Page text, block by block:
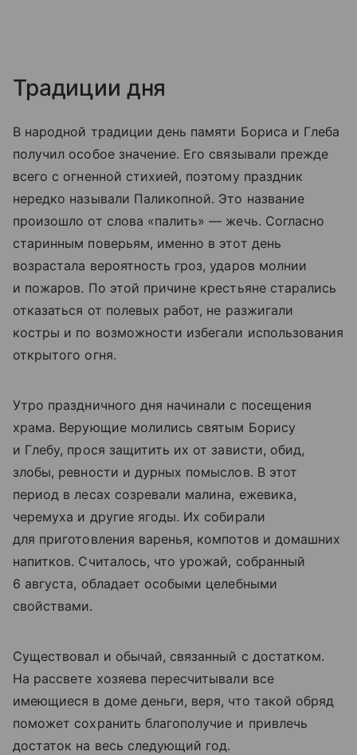
Традиции дня
В народной традиции день памяти Бориса и Глеба
получил особое значение. Его связывали прежде
всего с огненной стихией, поэтому праздник
нередко называли Паликопной. Это название
произошло от слова «палить» — жечь. Согласно
старинным поверьям, именно в этот день
возрастала вероятность гроз, ударов молнии
и пожаров. По этой причине крестьяне старались
отказаться от полевых работ, не разжигали
костры и по возможности избегали использования
открытого огня.
Утро праздничного дня начинали с посещения
храма. Верующие молились святым Борису
и Глебу, прося защитить их от зависти, обид,
злобы, ревности и дурных помыслов. В этот
период в лесах созревали малина, ежевика,
черемуха и другие ягоды. Их собирали
для приготовления варенья, компотов и домашних
напитков. Считалось, что урожай, собранный
6 августа, обладает особыми целебными
свойствами.
Существовал и обычай, связанный с достатком.
На рассвете хозяева пересчитывали все
имеющиеся в доме деньги, веря, что такой обряд
поможет сохранить благополучие и привлечь
достаток на весь следующий год.